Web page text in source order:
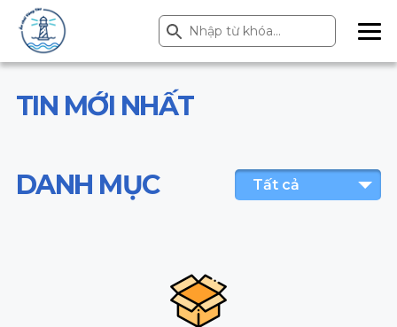
Search
for:
Search Button
ME
NU
TIN MỚI NHẤT
DANH MỤC Tất cả